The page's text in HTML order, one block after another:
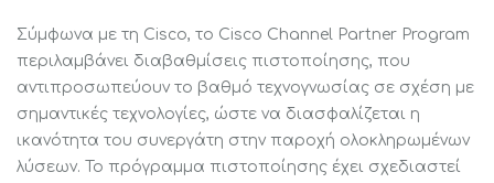
Σύμφωνα με τη Cisco, το Cisco Channel Partner Program
περιλαμβάνει διαβαθμίσεις πιστοποίησης, που
αντιπροσωπεύουν το βαθμό τεχνογνωσίας σε σχέση με
σημαντικές τεχνολογίες, ώστε να διασφαλίζεται η
ικανότητα του συνεργάτη στην παροχή ολοκληρωμένων
λύσεων. Το πρόγραμμα πιστοποίησης έχει σχεδιαστεί